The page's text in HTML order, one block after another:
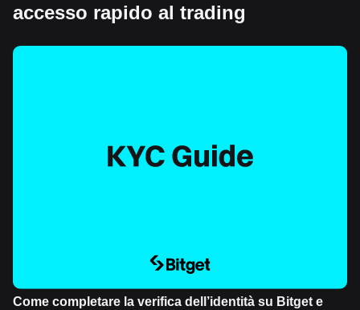
accesso rapido al trading
Come completare la verifica dell’identità su Bitget e